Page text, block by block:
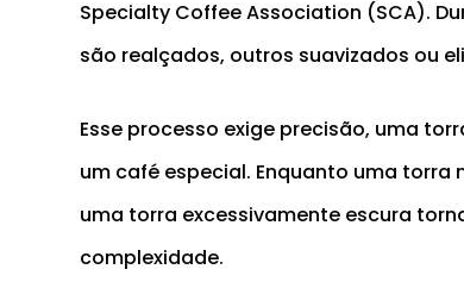
Specialty Coffee Association (SCA).
são realçados, outros suavizados ou
Esse processo exige precisão, uma
um café especial. Enquanto uma
uma torra excessivamente escura
complexidade.